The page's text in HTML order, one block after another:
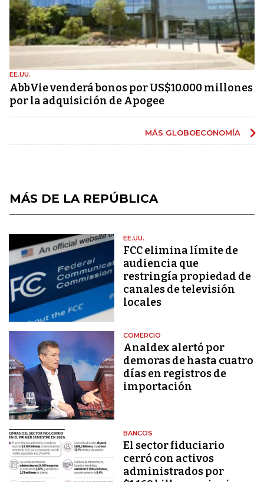
EE.UU.
AbbVie venderá bonos por US$10.000 millones
por la adquisición de Apogee
MÁS GLOBOECONOMÍA
MÁS DE LA REPÚBLICA
EE.UU.
FCC elimina límite de
audiencia que
restringía propiedad de
canales de televisión
locales
COMERCIO
Analdex alertó por
demoras de hasta cuatro
días en registros de
importación
BANCOS
El sector fiduciario
cerró con activos
administrados por